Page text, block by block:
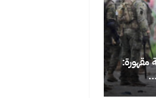
لو فُتحت الحدود بين المغرب